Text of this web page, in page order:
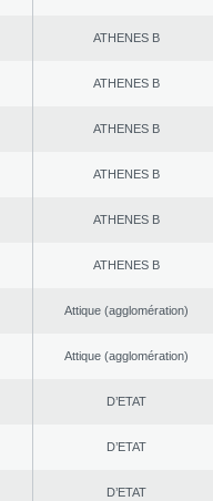
ATHENES Β
ATHENES Β
ATHENES Β
ATHENES Β
ATHENES Β
ATHENES Β
Αttique (agglomération)
Αttique (agglomération)
D’ETAT
D’ETAT
D’ETAT